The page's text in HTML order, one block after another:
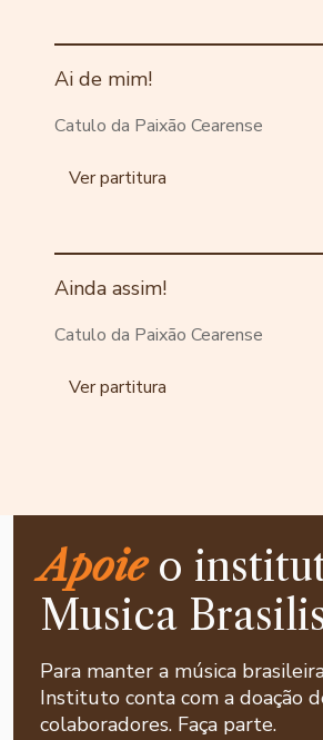
Ai de mim!
Catulo da Paixão Cearense
Ver partitura
Ainda assim!
Catulo da Paixão Cearense
Ver partitura
Apoieo
Musica
Para manter a música
Instituto conta com a doação
colaboradores. Faça parte.